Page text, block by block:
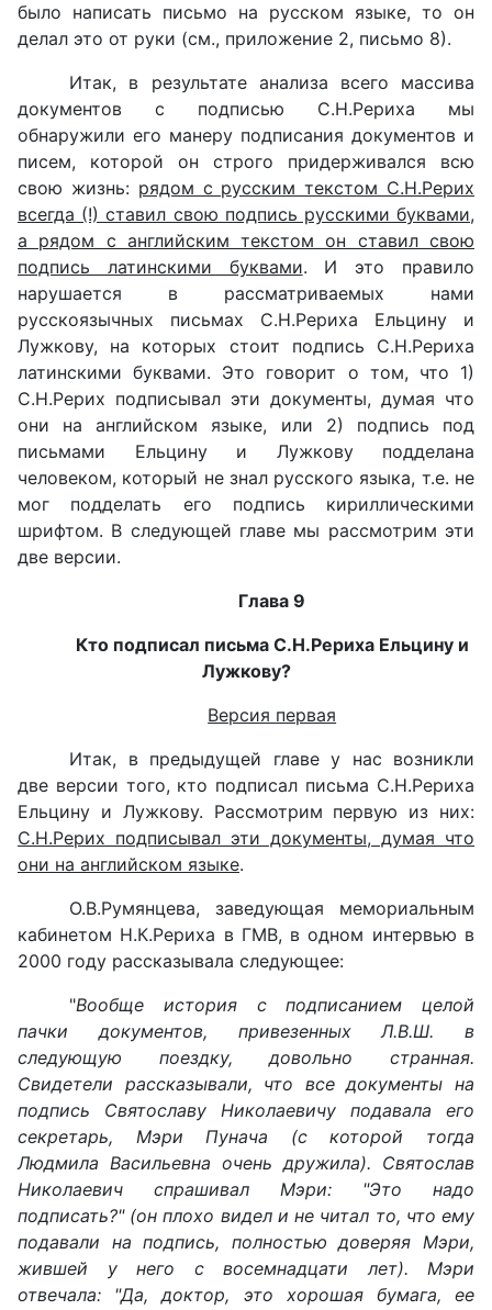
было написать письмо на русском языке, то он
делал это от руки (см., приложение 2, письмо 8).
Итак, в результате анализа всего массива
документов с подписью С.Н.Рериха мы
обнаружили его манеру подписания документов и
писем, которой он строго придерживался всю
свою жизнь: рядом с русским текстом С.Н.Рерих
всегда (!) ставил свою подпись русскими буквами,
а рядом с английским текстом он ставил свою
подпись латинскими буквами. И это правило
нарушается в рассматриваемых нами
русскоязычных письмах С.Н.Рериха Ельцину и
Лужкову, на которых стоит подпись С.Н.Рериха
латинскими буквами. Это говорит о том, что 1)
С.Н.Рерих подписывал эти документы, думая что
они на английском языке, или 2) подпись под
письмами Ельцину и Лужкову подделана
человеком, который не знал русского языка, т.е. не
мог подделать его подпись кириллическими
шрифтом. В следующей главе мы рассмотрим эти
две версии.
Глава 9
Кто подписал письма С.Н.Рериха Ельцину и
Лужкову?
Версия первая
Итак, в предыдущей главе у нас возникли
две версии того, кто подписал письма С.Н.Рериха
Ельцину и Лужкову. Рассмотрим первую из них:
С.Н.Рерих подписывал эти документы, думая что
они на английском языке.
О.В.Румянцева, заведующая мемориальным
кабинетом Н.К.Рериха в ГМВ, в одном интервью в
2000 году рассказывала следующее:
"Вообще история с подписанием целой
пачки документов, привезенных Л.В.Ш. в
следующую поездку, довольно странная.
Свидетели рассказывали, что все документы на
подпись Святославу Николаевичу подавала его
секретарь, Мэри Пунача (с которой тогда
Людмила Васильевна очень дружила). Святослав
Николаевич спрашивал Мэри: "Это надо
подписать?" (он плохо видел и не читал то, что ему
подавали на подпись, полностью доверяя Мэри,
жившей у него с восемнадцати лет). Мэри
отвечала: "Да, доктор, это хорошая бумага, ее